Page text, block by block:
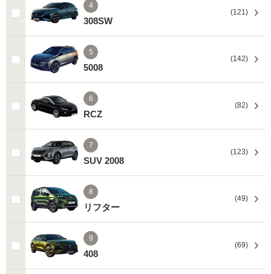
4
308SW
(121)
5
5008
(142)
6
RCZ
(82)
7
SUV 2008
(123)
8
リフター
(49)
9
408
(69)